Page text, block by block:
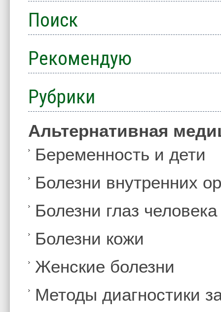
Поиск
Рекомендую
Рубрики
Альтернативная
Беременность и дети
Болезни внутренних
Болезни глаз человека
Болезни кожи
Женские болезни
Методы диагностики